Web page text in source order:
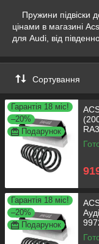
Пружини підвіски
цінами в магазині
для Audi, від
Сортування
Гарантія 18 міс!
–20%
Подарунок
Гарантія 18 міс!
–20%
Подарунок